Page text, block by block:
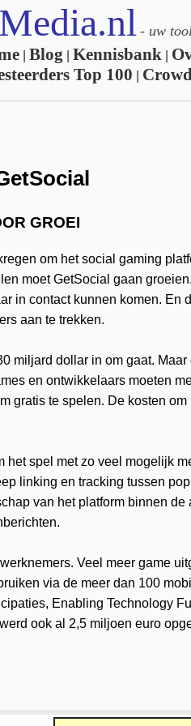
Media.nl - uw
Blog Kennisbank
Top 100
GROEI
om het social gaming
moet GetSocial gaan
in contact kunnen komen. En
aan te trekken.
miljard dollar in om gaat.
en ontwikkelaars moeten
gratis te spelen. De kosten
spel met zo veel mogelijk
linking en tracking tussen
van het platform binnen de
Veel meer game
via de meer dan 100
Enabling Technology
ook al 2,5 miljoen euro